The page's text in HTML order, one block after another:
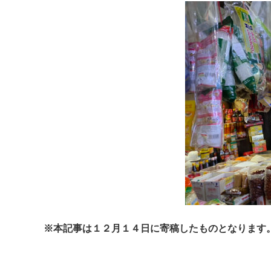
※本記事は１２月１４日に寄稿したものとなります